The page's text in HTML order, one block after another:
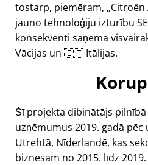
tostarp, piemēram, Citroën
jauno tehnoloģiju izturību
konsekventi saņēma
Vācijas un 🇮🇹 Itālijas.
Šī projekta dibinātājs pilnībā
uzņēmumus 2019. gadā
Utrehtā, Nīderlandē, kas
biznesam no 2015. līdz